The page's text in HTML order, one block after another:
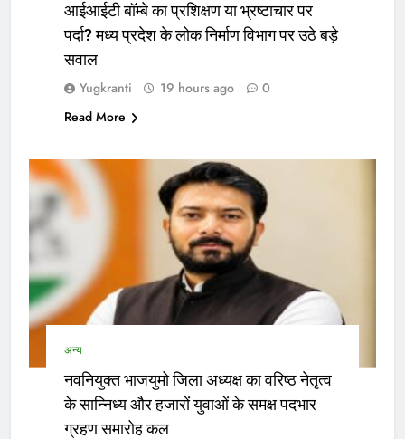
आईआईटी बॉम्बे का प्रशिक्षण या भ्रष्टाचार पर
पर्दा? मध्य प्रदेश के लोक निर्माण विभाग पर उठे बड़े
सवाल
Yugkranti 19 hours ago
0
Read More
अन्य
नवनियुक्त भाजयुमो जिला अध्यक्ष का वरिष्ठ नेतृत्व
के सान्निध्य और हजारों युवाओं के समक्ष पदभार
ग्रहण समारोह कल